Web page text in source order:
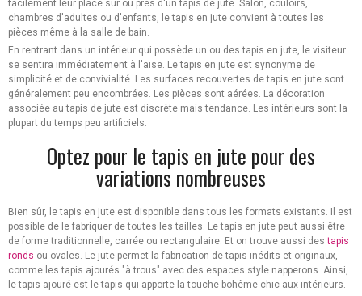
facilement leur place sur ou près d'un tapis de jute. Salon, couloirs,
chambres d'adultes ou d'enfants, le tapis en jute convient à toutes les
pièces même à la salle de bain.
En rentrant dans un intérieur qui possède un ou des tapis en jute, le visiteur
se sentira immédiatement à l'aise. Le tapis en jute est synonyme de
simplicité et de convivialité. Les surfaces recouvertes de tapis en jute sont
généralement peu encombrées. Les pièces sont aérées. La décoration
associée au tapis de jute est discrète mais tendance. Les intérieurs sont la
plupart du temps peu artificiels.
Optez pour le tapis en jute pour des
variations nombreuses
Bien sûr, le tapis en jute est disponible dans tous les formats existants. Il est
possible de le fabriquer de toutes les tailles. Le tapis en jute peut aussi être
de forme traditionnelle, carrée ou rectangulaire. Et on trouve aussi destapis
ronds ou ovales. Le jute permet la fabrication de tapis inédits et originaux,
comme les tapis ajourés "à trous" avec des espaces style napperons. Ainsi,
le tapis ajouré est le tapis qui apporte la touche bohême chic aux intérieurs.